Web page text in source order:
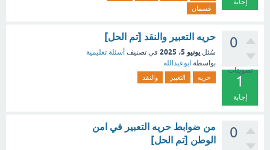
إجابة
قسمان
0
تصويتات
1
إجابة
حريه التعبير والنقد [تم الحل]
سُئل يونيو 5، 2025 في تصنيف أسئلة تعليمية
بواسطة ابوعبدالله
حريه التعبير والنقد
0
من ضوابط حريه التعبير في امن
الوطن [تم الحل]